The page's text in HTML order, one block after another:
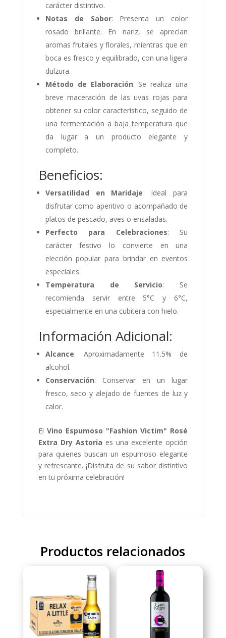
carácter distintivo.
Notas de Sabor: Presenta un color
rosado brillante. En nariz, se aprecian
aromas frutales y florales, mientras que en
boca es fresco y equilibrado, con una ligera
dulzura.
Método de Elaboración: Se realiza una
breve maceración de las uvas rojas para
obtener su color característico, seguido de
una fermentación a baja temperatura que
da lugar a un producto elegante y
completo.
Beneficios:
Versatilidad en Maridaje: Ideal para
disfrutar como aperitivo o acompañado de
platos de pescado, aves o ensaladas.
Perfecto para Celebraciones: Su
carácter festivo lo convierte en una
elección popular para brindar en eventos
especiales.
Temperatura de Servicio: Se
recomienda servir entre 5°C y 6°C,
especialmente en una cubitera con hielo.
Información Adicional:
Alcance: Aproximadamente 11.5% de
alcohol.
Conservación: Conservar en un lugar
fresco, seco y alejado de fuentes de luz y
calor.
El Vino Espumoso "Fashion Victim" Rosé
Extra Dry Astoria es una excelente opción
para quienes buscan un espumoso elegante
y refrescante. ¡Disfruta de su sabor distintivo
en tu próxima celebración!
Productos relacionados